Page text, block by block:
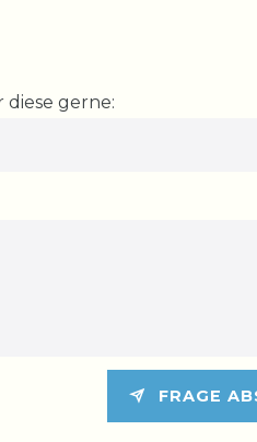
gerne:
FRAGE